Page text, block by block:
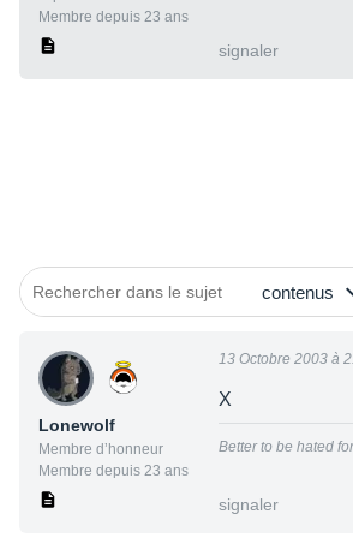
Membre depuis 23 ans
signaler
Lonewolf
Membre d’honneur
Membre depuis 23 ans
13 Octobre 2003 à
X
Better to be hated
signaler